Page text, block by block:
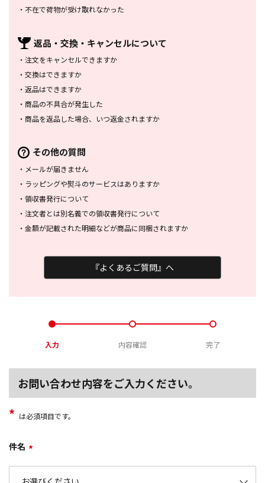
・ 不在で荷物が受け取れなかった
返品・交換・ キャンセルについて
・ 注文をキャンセルできますか
・ 交換はできますか
・ 返品はできますか
・ 商品の不具合が発生した
・ 商品を返品した場合、 いつ返金されますか
その他の質問
・ メールが届きません
・ ラッピングや熨斗のサービスはありますか
・ 領収書発行について
・ 注文者とは別名義での領収書発行について
・ 金額が記載された明細などが商品に同梱されますか
『よくあるご質問』へ
入力 内容確認 完了
お問い合わせ内容をご入力ください。
* は必須項目です。
件名 *